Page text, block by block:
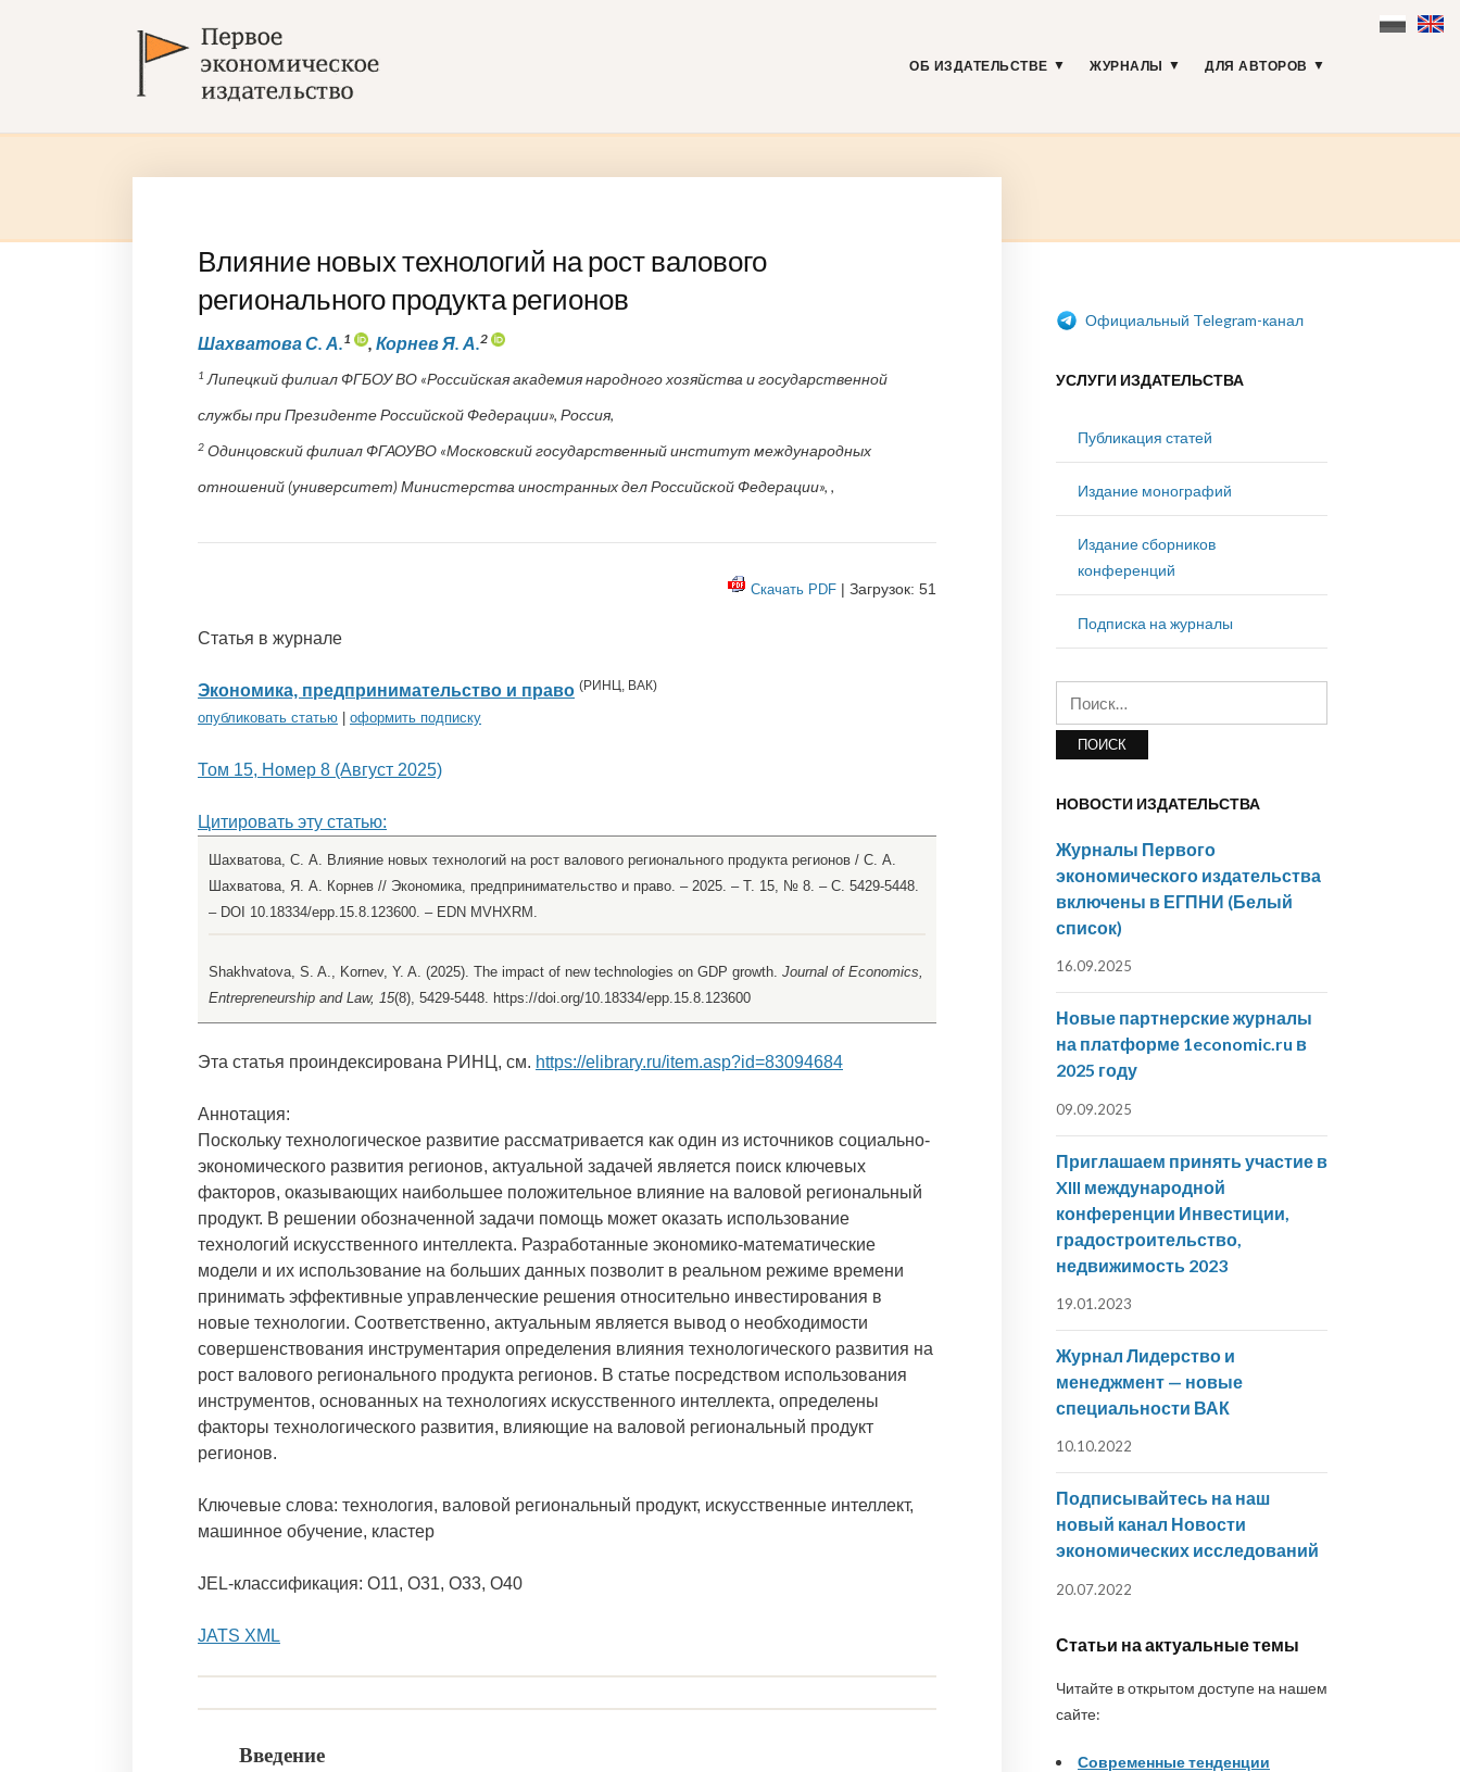
ОБ ИЗДАТЕЛЬСТВЕ ЖУРНАЛЫ ДЛЯ АВТОРОВ
Влияние новых технологий на рост валового
регионального продукта регионов
Шахватова С. А.1 , Корнев Я. А.2
1 Липецкий филиал ФГБОУ ВО «Российская академия народного хозяйства и государственной
службы при Президенте Российской Федерации», Россия,
2 Одинцовский филиал ФГАОУВО «Московский государственный институт международных
отношений (университет) Министерства иностранных дел Российской Федерации», ,
Скачать PDF | Загрузок: 51
Статья в журнале
Экономика, предпринимательство и право (РИНЦ, ВАК)
опубликовать статью оформить подписку
Том 15, Номер 8 (Август 2025)
Цитировать эту статью:
Шахватова, С. А. Влияние новых технологий на рост валового регионального продукта регионов / С. А.
Шахватова, Я. А. Корнев // Экономика, предпринимательство и право. – 2025. – Т. 15, № 8. – С. 5429-5448.
– DOI 10.18334/epp.15.8.123600. – EDN MVHXRM.
Shakhvatova, S. A., Kornev, Y. A. (2025). The impact of new technologies on GDP growth. Journal of Economics,
Entrepreneurship and Law, 15(8), 5429-5448. https://doi.org/10.18334/epp.15.8.123600
Эта статья проиндексирована РИНЦ, см. https://elibrary.ru/item.asp?id=83094684
Аннотация:
Поскольку технологическое развитие рассматривается как один из источников социально-
экономического развития регионов, актуальной задачей является поиск ключевых
факторов, оказывающих наибольшее положительное влияние на валовой региональный
продукт. В решении обозначенной задачи помощь может оказать использование
технологий искусственного интеллекта. Разработанные экономико-математические
модели и их использование на больших данных позволит в реальном режиме времени
принимать эффективные управленческие решения относительно инвестирования в
новые технологии. Соответственно, актуальным является вывод о необходимости
совершенствования инструментария определения влияния технологического развития на
рост валового регионального продукта регионов. В статье посредством использования
инструментов, основанных на технологиях искусственного интеллекта, определены
факторы технологического развития, влияющие на валовой региональный продукт
регионов.
Ключевые слова: технология, валовой региональный продукт, искусственные интеллект,
машинное обучение, кластер
JEL-классификация: O11, O31, O33, O40
JATS XML
Введение
Официальный Telegram-канал
УСЛУГИ ИЗДАТЕЛЬСТВА
Публикация статей
Издание монографий
Издание сборников
конференций
Подписка на журналы
НОВОСТИ ИЗДАТЕЛЬСТВА
Журналы Первого
экономического издательства
включены в ЕГПНИ (Белый
список)
16.09.2025
Новые партнерские журналы
на платформе 1economic.ru в
2025 году
09.09.2025
Приглашаем принять участие в
XIII международной
конференции Инвестиции,
градостроительство,
недвижимость 2023
19.01.2023
Журнал Лидерство и
менеджмент — новые
специальности ВАК
10.10.2022
Подписывайтесь на наш
новый канал Новости
экономических исследований
20.07.2022
Статьи на актуальные темы
Читайте в открытом доступе на нашем
сайте:
Современные тенденции